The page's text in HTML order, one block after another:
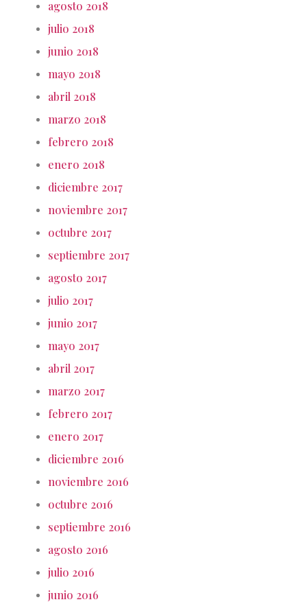
agosto 2018
julio 2018
junio 2018
mayo 2018
abril 2018
marzo 2018
febrero 2018
enero 2018
diciembre 2017
noviembre 2017
octubre 2017
septiembre 2017
agosto 2017
julio 2017
junio 2017
mayo 2017
abril 2017
marzo 2017
febrero 2017
enero 2017
diciembre 2016
noviembre 2016
octubre 2016
septiembre 2016
agosto 2016
julio 2016
junio 2016